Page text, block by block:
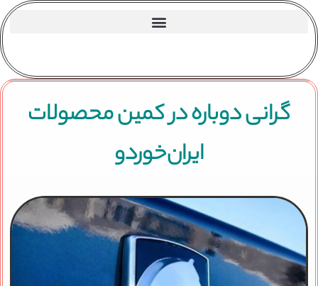
گرانی دوباره در کمین محصولات
ایران‌خوردو